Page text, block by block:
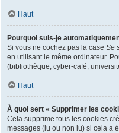
Haut
Pourquoi suis-je
Si vous ne cochez pas la case Se
en utilisant le même ordinateur.
(bibliothèque, cyber-café,
Haut
À quoi sert « Supprimer les
Cela supprime tous les cookies
messages (lu ou non lu) si cela a